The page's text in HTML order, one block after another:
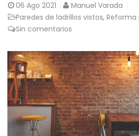
06 Ago 2021
Manuel Varada
Paredes de ladrillos vistos, Reforma
Sin comentarios